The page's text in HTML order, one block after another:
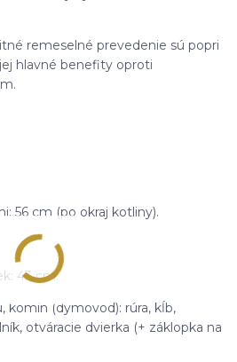
remeselné prevedenie sú popri
hlavné benefity oproti
56 cm (po okraj kotliny).
43 cm.
komín (dymovod): rúra, kĺb,
otváracie dvierka (+ záklopka na